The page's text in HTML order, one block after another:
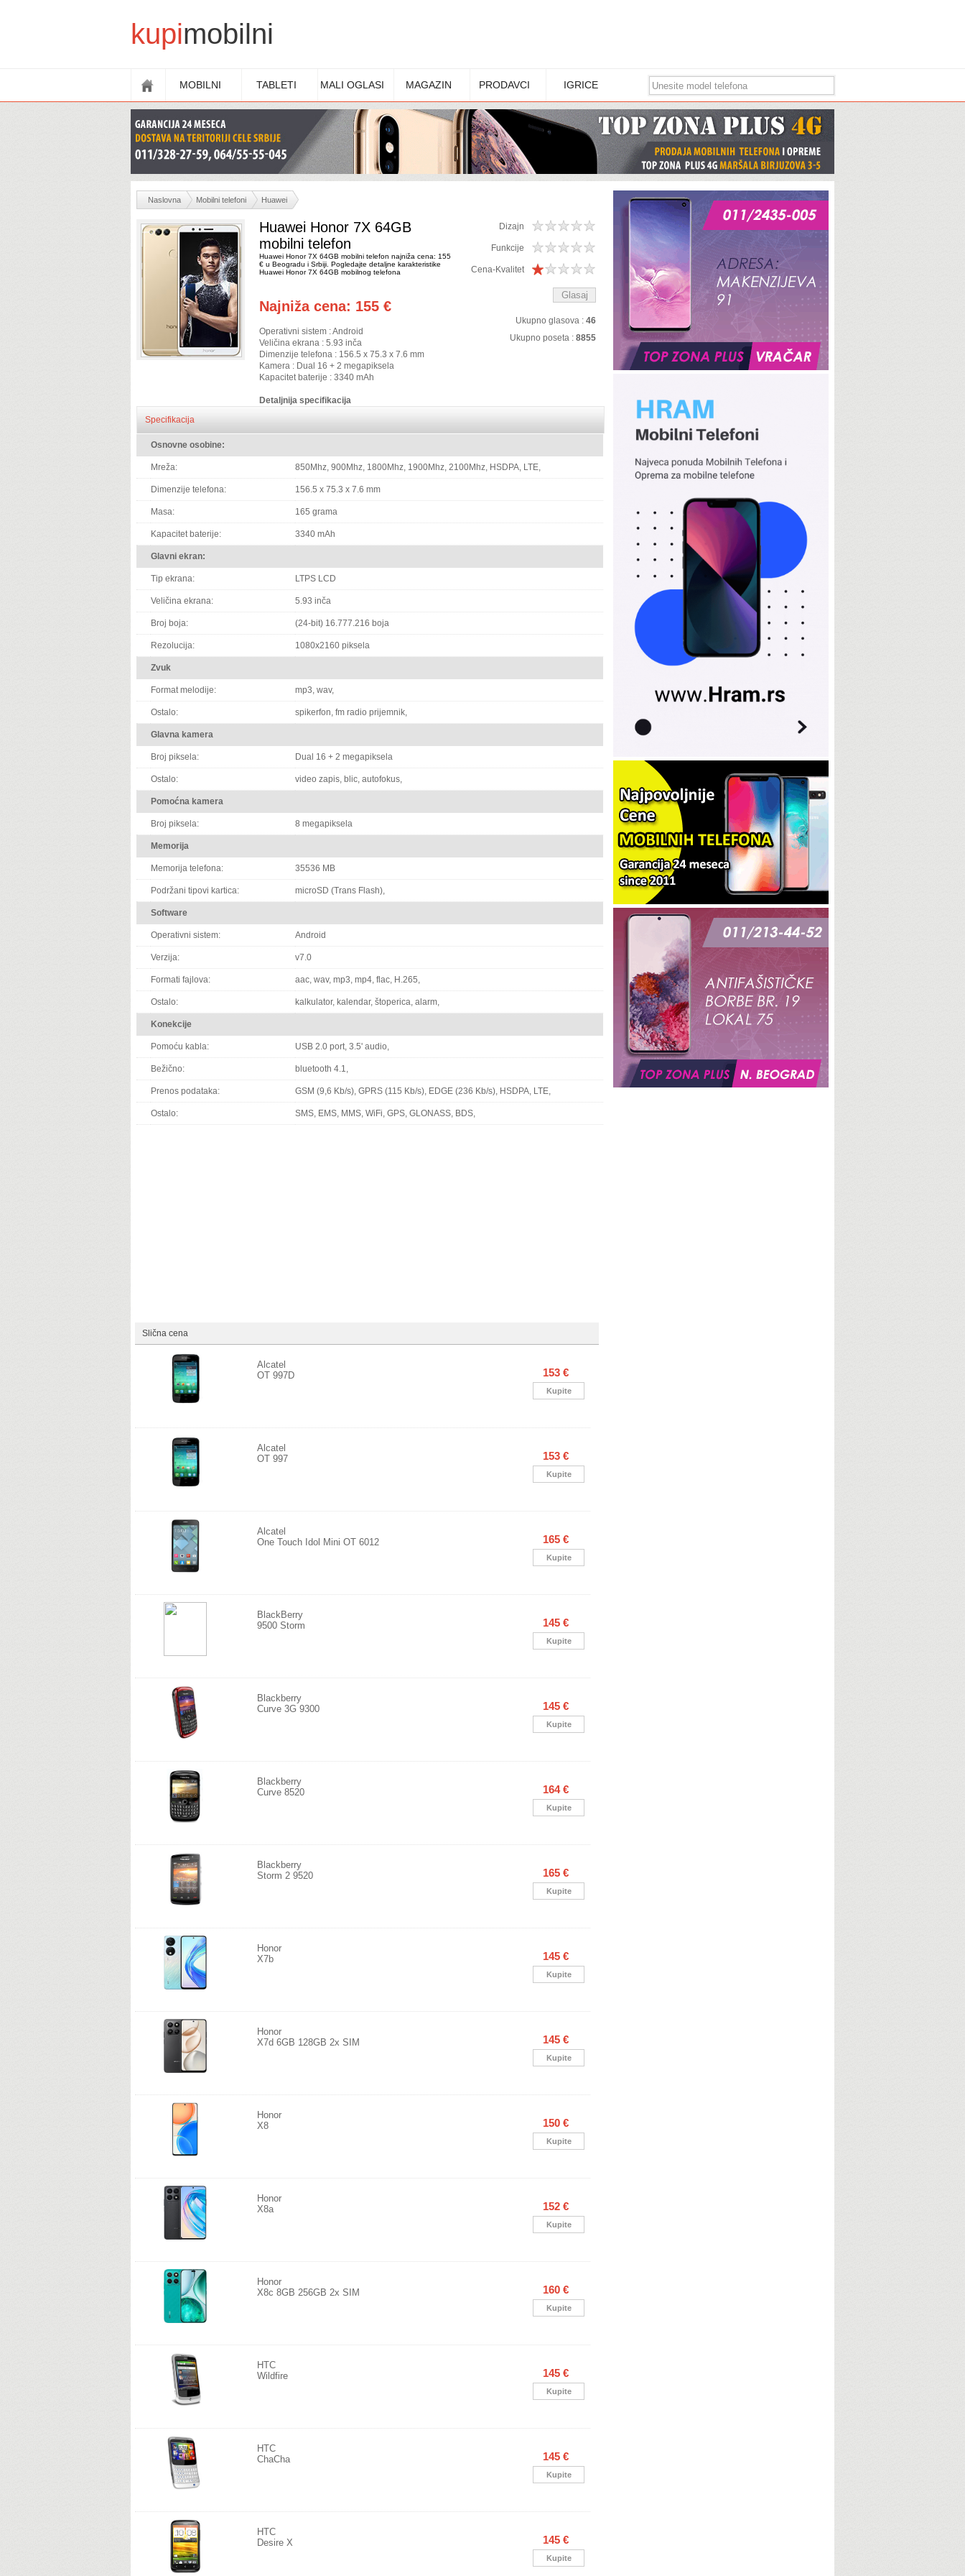
kupimobilni
MOBILNI TABLETI MALI OGLASI MAGAZIN PRODAVCI IGRICE
Naslovna Mobilni telefoni Huawei
Huawei Honor 7X 64GB
mobilni telefon
Huawei Honor 7X 64GB mobilni telefon najniža cena: 155
€ u Beogradu i Srbiji. Pogledajte detaljne karakteristike
Huawei Honor 7X 64GB mobilnog telefona
Najniža cena: 155 €
Operativni sistem : Android
Veličina ekrana : 5.93 inča
Dimenzije telefona : 156.5 x 75.3 x 7.6 mm
Kamera : Dual 16 + 2 megapiksela
Kapacitet baterije : 3340 mAh
Detaljnija specifikacija
Dizajn
Funkcije
Cena-Kvalitet
Ukupno glasova : 46
Ukupno poseta : 8855
Specifikacija
Osnovne osobine:
Mreža: 850Mhz, 900Mhz, 1800Mhz, 1900Mhz, 2100Mhz, HSDPA, LTE,
Dimenzije telefona: 156.5 x 75.3 x 7.6 mm
Masa: 165 grama
Kapacitet baterije: 3340 mAh
Glavni ekran:
Tip ekrana: LTPS LCD
Veličina ekrana: 5.93 inča
Broj boja: (24-bit) 16.777.216 boja
Rezolucija: 1080x2160 piksela
Zvuk
Format melodije: mp3, wav,
Ostalo: spikerfon, fm radio prijemnik,
Glavna kamera
Broj piksela: Dual 16 + 2 megapiksela
Ostalo: video zapis, blic, autofokus,
Pomoćna kamera
Broj piksela: 8 megapiksela
Memorija
Memorija telefona: 35536 MB
Podržani tipovi kartica: microSD (Trans Flash),
Software
Operativni sistem: Android
Verzija: v7.0
Formati fajlova: aac, wav, mp3, mp4, flac, H.265,
Ostalo: kalkulator, kalendar, štoperica, alarm,
Konekcije
Pomoću kabla: USB 2.0 port, 3.5' audio,
Bežično: bluetooth 4.1,
Prenos podataka: GSM (9,6 Kb/s), GPRS (115 Kb/s), EDGE (236 Kb/s), HSDPA, LTE,
Ostalo: SMS, EMS, MMS, WiFi, GPS, GLONASS, BDS,
Slična cena
Alcatel
OT 997D
153 €
Kupite
Alcatel
OT 997
153 €
Kupite
Alcatel
One Touch Idol Mini OT 6012
165 €
Kupite
BlackBerry
9500 Storm
145 €
Kupite
Blackberry
Curve 3G 9300
145 €
Kupite
Blackberry
Curve 8520
164 €
Kupite
Blackberry
Storm 2 9520
165 €
Kupite
Honor
X7b
145 €
Kupite
Honor
X7d 6GB 128GB 2x SIM
145 €
Kupite
Honor
X8
150 €
Kupite
Honor
X8a
152 €
Kupite
Honor
X8c 8GB 256GB 2x SIM
160 €
Kupite
HTC
Wildfire
145 €
Kupite
HTC
ChaCha
145 €
Kupite
HTC
Desire X
145 €
Kupite